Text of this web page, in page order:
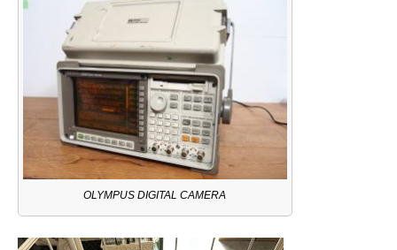
OLYMPUS DIGITAL CAMERA